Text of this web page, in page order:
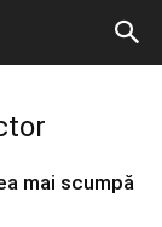
mai scumpă